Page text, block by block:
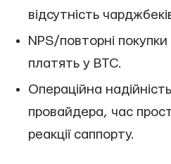
відсутність
NPS/повторні покупки
платять у BTC.
Операційна
провайдера, час
реакції саппорту.